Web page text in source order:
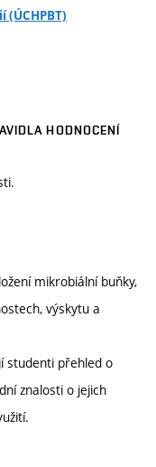
HODNOCENÍ
mikrobiální buňky,
výskytu a
studenti přehled o
znalosti o jejich